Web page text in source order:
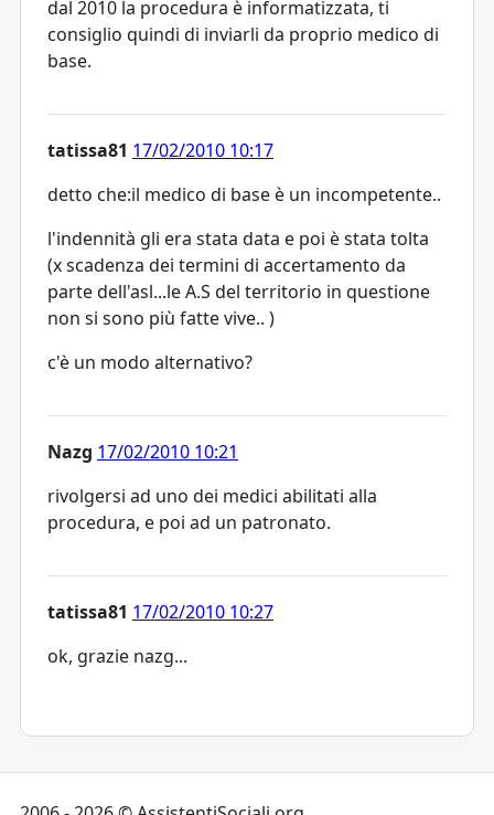
dal 2010 la procedura è informatizzata, ti
consiglio quindi di inviarli da proprio medico di
base.
tatissa81 17/02/2010 10:17
detto che:il medico di base è un incompetente..
l'indennità gli era stata data e poi è stata tolta
(x scadenza dei termini di accertamento da
parte dell'asl...le A.S del territorio in questione
non si sono più fatte vive.. )
c'è un modo alternativo?
Nazg 17/02/2010 10:21
rivolgersi ad uno dei medici abilitati alla
procedura, e poi ad un patronato.
tatissa81 17/02/2010 10:27
ok, grazie nazg...